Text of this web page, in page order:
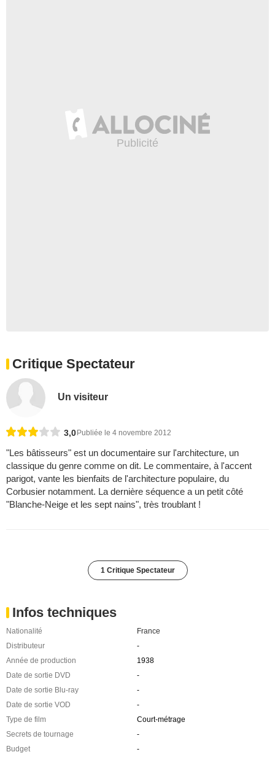
Critique Spectateur
Un visiteur
3,0 Publiée le 4 novembre 2012
"Les bâtisseurs" est un documentaire sur l'architecture, un
classique du genre comme on dit. Le commentaire, à l'accent
parigot, vante les bienfaits de l'architecture populaire, du
Corbusier notamment. La dernière séquence a un petit côté
"Blanche-Neige et les sept nains", très troublant !
1 Critique Spectateur
Infos techniques
Nationalité
France
Distributeur
-
Année de production
1938
Date de sortie DVD
-
Date de sortie Blu-ray
-
Date de sortie VOD
-
Type de film
Court-métrage
Secrets de tournage
-
Budget
-